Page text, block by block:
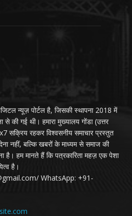
न्यूज़ पोर्टल है, जिसकी स्थापना 2018 में
की गई थी। हमारा मुख्यालय गोंडा (उत्तर
सक्रिय रहकर विश्वसनीय समाचार प्रस्तुत
नहीं, बल्कि खबरों के माध्यम से समाज की
है। हम मानते हैं कि पत्रकारिता महज़ एक पेशा
है।
WhatsApp: +91-